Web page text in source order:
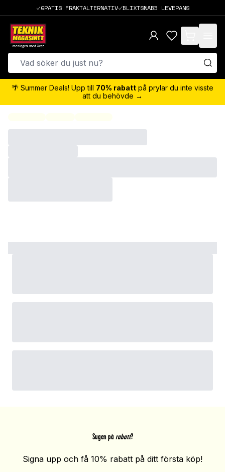
GRATIS FRAKTALTERNATIV BLIXTSNABB LEVERANS
items in cart,
🌴 Summer Deals! Upp till 70% rabatt på prylar du inte visste
att du behövde →
Sugen på rabatt?
Signa upp och få 10% rabatt på ditt första köp!